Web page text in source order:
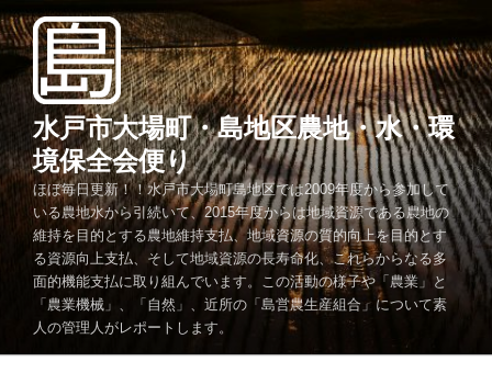
コ
ン
ン
ツ
へ
ス
キ
水戸市大場町・島地区農地・水・環
境保全会便り
ほぼ毎日更新！！水戸市大場町島地区では2009年度から参加して
いる農地水から引続いて、2015年度からは地域資源である農地の
維持を目的とする農地維持支払、地域資源の質的向上を目的とす
る資源向上支払、そして地域資源の長寿命化、これらからなる多
面的機能支払に取り組んでいます。この活動の様子や「農業」と
「農業機械」、「自然」、近所の「島営農生産組合」について素
人の管理人がレポートします。